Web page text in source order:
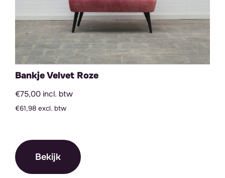
Bankje Velvet Roze
€75,00 incl. btw
€61,98 excl. btw
Bekijk